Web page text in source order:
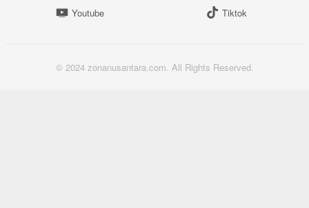
Youtube
Tiktok
© 2024 zonanusantara.com. All Rights Reserved.